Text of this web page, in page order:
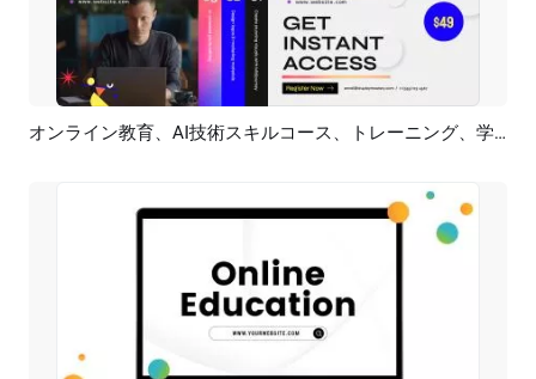
プレビュー AI再生成 オンライン教育、AI技術スキルコース、トレーニング、学習イベント、プロモーション広告